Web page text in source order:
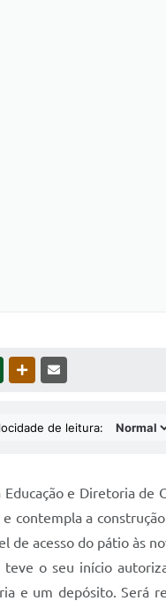
WHATSAPPOUTRAS MÍDIAS
de leitura:
e Diretoria de
contempla a
de acesso do pátio às
o seu início
e um depósito. Será